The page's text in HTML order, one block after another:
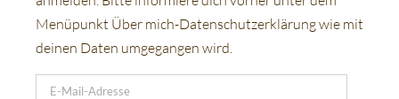
Menüpunkt Über mich-Datenschutzerklärung wie mit
deinen Daten umgegangen wird.